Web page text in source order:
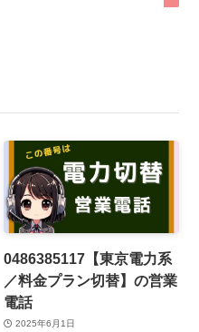
0486385117【東京電力系
／料金プラン切替】の営業
電話
2025年6月1日